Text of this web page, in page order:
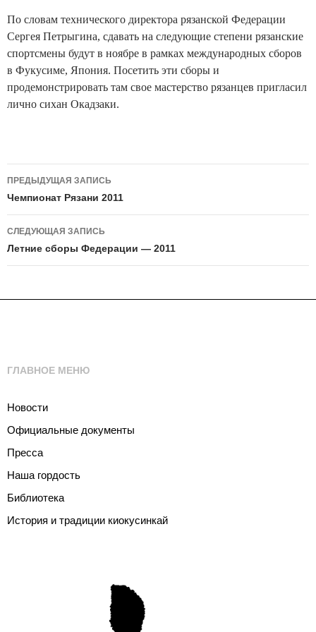
По словам технического директора рязанской Федерации
Сергея Петрыгина, сдавать на следующие степени рязанские
спортсмены будут в ноябре в рамках международных сборов
в Фукусиме, Япония. Посетить эти сборы и
продемонстрировать там свое мастерство рязанцев пригласил
лично сихан Окадзаки.
Навигация
по
записям
ПРЕДЫДУЩАЯ ЗАПИСЬ
Чемпионат Рязани 2011
СЛЕДУЮЩАЯ ЗАПИСЬ
Летние сборы Федерации — 2011
ГЛАВНОЕ МЕНЮ
Новости
Официальные документы
Пресса
Наша гордость
Библиотека
История и традиции киокусинкай